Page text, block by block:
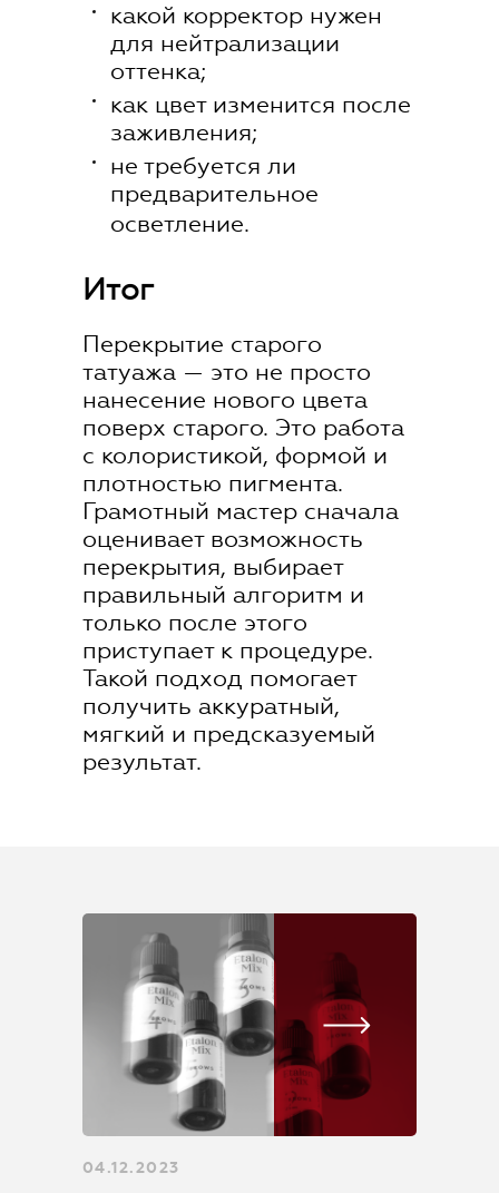
какой корректор нужен
для нейтрализации
оттенка;
как цвет изменится после
заживления;
не требуется ли
предварительное
осветление.
Итог
Перекрытие старого
татуажа — это не просто
нанесение нового цвета
поверх старого. Это работа
с колористикой, формой и
плотностью пигмента.
Грамотный мастер сначала
оценивает возможность
перекрытия, выбирает
правильный алгоритм и
только после этого
приступает к процедуре.
Такой подход помогает
получить аккуратный,
мягкий и предсказуемый
результат.
04.12.2023